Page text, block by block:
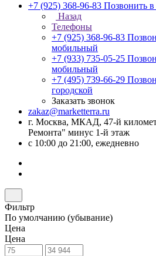
+7 (925) 368-96-83 Позвонить
Назад
Телефоны
+7 (925) 368-96-83
мобильный
+7 (933) 735-05-25
мобильный
+7 (495) 739-66-29
городской
Заказать звонок
zakaz@marketterra.ru
г. Москва, МКАД, 47-й
Ремонта" минус 1-й этаж
с 10:00 до 21:00, ежедневно
Фильтр
По умолчанию (убывание)
Цена
Цена